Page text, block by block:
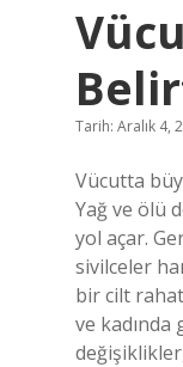
Tarih: Aralık 4,
Vücutta
Yağ ve ölü
yol açar.
sivilceler
bir cilt
ve